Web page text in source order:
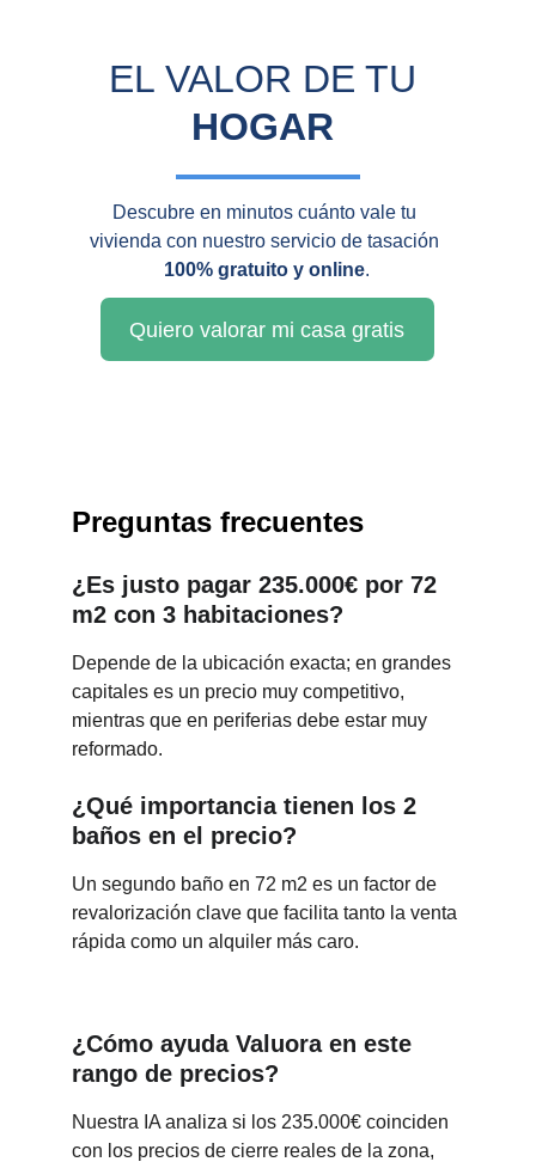
EL VALOR DE TU
HOGAR
Quiero valorar mi casa gratis
Descubre en minutos cuánto vale tu
vivienda con nuestro servicio de tasación
100% gratuito y online.
Preguntas frecuentes
¿Es justo pagar 235.000€ por 72
m2 con 3 habitaciones?
Depende de la ubicación exacta; en grandes
capitales es un precio muy competitivo,
mientras que en periferias debe estar muy
reformado.
¿Qué importancia tienen los 2
baños en el precio?
Un segundo baño en 72 m2 es un factor de
revalorización clave que facilita tanto la venta
rápida como un alquiler más caro.
¿Cómo ayuda Valuora en este
rango de precios?
Nuestra IA analiza si los 235.000€ coinciden
con los precios de cierre reales de la zona,